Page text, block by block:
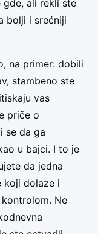
gde, ali rekli ste
bolji i srećniji
na primer: dobili
stambeno ste
vas
priče o
se da ga
u bajci. I to je
da jedna
koji dolaze i
Ne